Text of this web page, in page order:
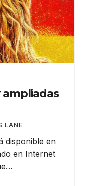
ampliadas
LANE
disponible en
en Internet